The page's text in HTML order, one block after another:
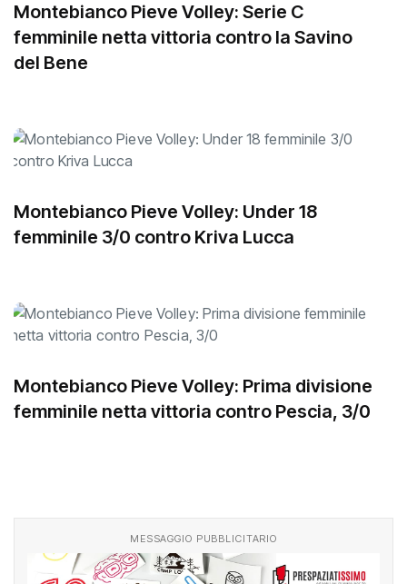
Montebianco Pieve Volley: Serie C
femminile netta vittoria contro la Savino
del Bene
Montebianco Pieve Volley: Under 18
femminile 3/0 contro Kriva Lucca
Montebianco Pieve Volley: Prima divisione
femminile netta vittoria contro Pescia, 3/0
MESSAGGIO PUBBLICITARIO